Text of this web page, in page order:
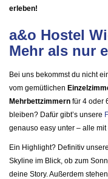
erleben!
a&o Hostel
Mehr als nur
Bei uns bekommst du nicht
vom gemütlichen
Mehrbettzimmern für 4 oder
bleiben? Dafür gibt’s unsere
genauso easy unter – alle
Ein Highlight? Definitiv unsere
Skyline im Blick, ob zum
deine Story. Außerdem